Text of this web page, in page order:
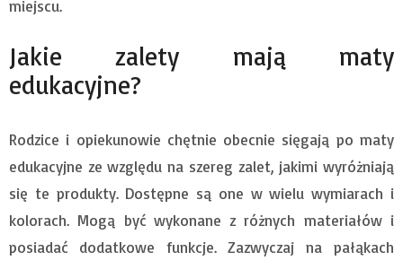
miejscu.
Jakie zalety mają maty
edukacyjne?
Rodzice i opiekunowie chętnie obecnie sięgają po maty
edukacyjne ze względu na szereg zalet, jakimi wyróżniają
się te produkty. Dostępne są one w wielu wymiarach i
kolorach. Mogą być wykonane z różnych materiałów i
posiadać dodatkowe funkcje. Zazwyczaj na pałąkach